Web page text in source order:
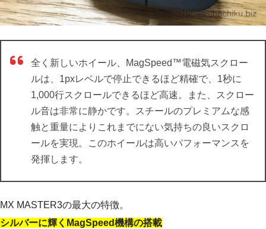
全く新しいホイール、MagSpeed™電磁気スクロー
ルは、1pxレベルで停止できるほど精確で、1秒に
1,000行スクロールできるほど高速。また、スクロー
ル音は非常に静かです。スチールのプレミアムな感
触と重量によりこれまでにない気持ちの良いスクロ
ールを実現。このホイールは高いパフォーマンスを
発揮します。
MX MASTER3の最大の特徴。
シルバーに輝くMagSpeed機構の搭載